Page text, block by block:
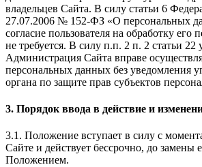
владельцев Сайта. В силу статьи 6
27.07.2006 № 152-ФЗ «О персональных
согласие пользователя на обработку
не требуется. В силу п.п. 2 п. 2 статьи 22
Администрация Сайта вправе
персональных данных без уведомления
органа по защите прав субъектов
3. Порядок ввода в действие и
3.1. Положение вступает в силу с
Сайте и действует бессрочно, до замены
Положением.